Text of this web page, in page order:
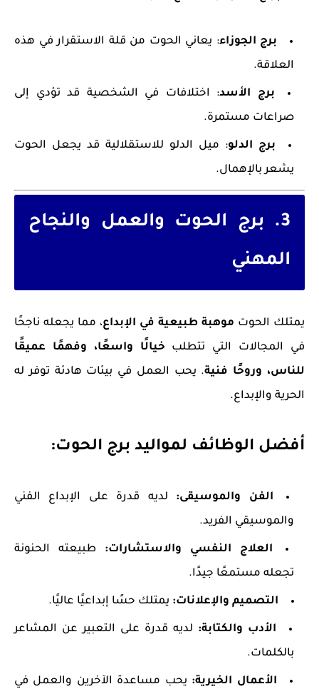
برج الجوزاء: يعاني الحوت من قلة الاستقرار في هذه
العلاقة.
برج الأسد: اختلافات في الشخصية قد تؤدي إلى
صراعات مستمرة.
برج الدلو: ميل الدلو للاستقلالية قد يجعل الحوت
يشعر بالإهمال.
3. برج الحوت والعمل والنجاح
المهني
يمتلك الحوت موهبة طبيعية في الإبداع، مما يجعله ناجحًا
في المجالات التي تتطلب خيالًا واسعًا، وفهمًا عميقًا
للناس، وروحًا فنية. يحب العمل في بيئات هادئة توفر له
الحرية والإبداع.
أفضل الوظائف لمواليد برج الحوت:
الفن والموسيقى: لديه قدرة على الإبداع الفني
والموسيقي الفريد.
العلاج النفسي والاستشارات: طبيعته الحنونة
تجعله مستمعًا جيدًا.
التصميم والإعلانات: يمتلك حسًا إبداعيًا عاليًا.
الأدب والكتابة: لديه قدرة على التعبير عن المشاعر
بالكلمات.
الأعمال الخيرية: يحب مساعدة الآخرين والعمل في